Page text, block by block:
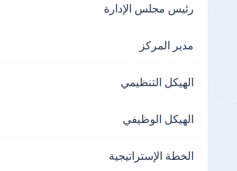
رئيس مجلس الإدارة
مدير المركز
الهيكل التنظيمي
الهيكل الوظيفي
الخطة الإستراتيجية